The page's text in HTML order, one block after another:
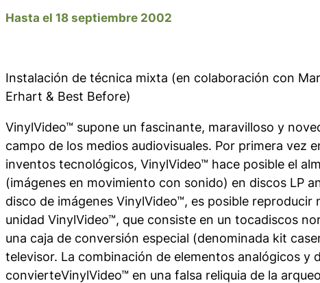
Hasta el 18 septiembre 2002
Instalación de técnica mixta (en colaboración con
Erhart & Best Before)
VinylVideo™ supone un fascinante, maravilloso y
campo de los medios audiovisuales. Por primera vez
inventos tecnológicos, VinylVideo™ hace posible el
(imágenes en movimiento con sonido) en discos LP
disco de imágenes VinylVideo™, es posible reproducir
unidad VinylVideo™, que consiste en un tocadiscos
una caja de conversión especial (denominada kit
televisor. La combinación de elementos analógicos y
convierteVinylVideo™ en una falsa reliquia de la